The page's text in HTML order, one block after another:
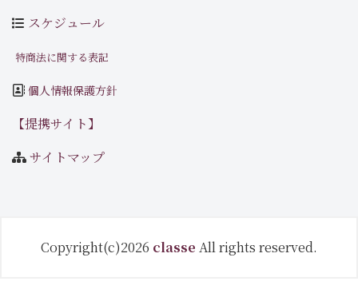
スケジュール
特商法に関する表記
個人情報保護方針
【提携サイト】
サイトマップ
Copyright(c)2026 classe All rights reserved.